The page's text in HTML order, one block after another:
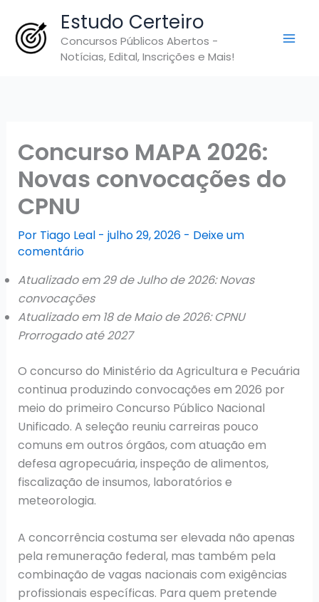
para
Estudo Certeiro
Concursos Públicos Abertos -
Notícias, Edital, Inscrições e Mais!
Concurso MAPA 2026:
Novas convocações do
CPNU
Por Tiago Leal - julho 29, 2026 - Deixe um
comentário
Atualizado em 29 de Julho de 2026: Novas
convocações
Atualizado em 18 de Maio de 2026: CPNU
Prorrogado até 2027
O concurso do Ministério da Agricultura e Pecuária
continua produzindo convocações em 2026 por
meio do primeiro Concurso Público Nacional
Unificado. A seleção reuniu carreiras pouco
comuns em outros órgãos, com atuação em
defesa agropecuária, inspeção de alimentos,
fiscalização de insumos, laboratórios e
meteorologia.
A concorrência costuma ser elevada não apenas
pela remuneração federal, mas também pela
combinação de vagas nacionais com exigências
profissionais específicas. Para quem pretende